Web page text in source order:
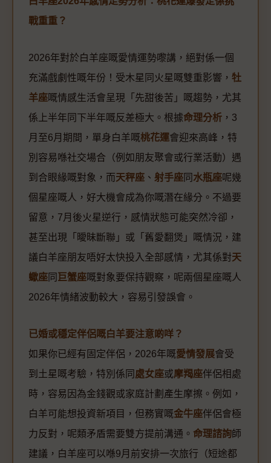
戰重重？
2026年對於白羊座嘅愛情運勢嚟講，絕對係一個
充滿戲劇性嘅年份！受木星同火星嘅雙重影響， 牡
羊座嘅情感生活會呈現「先甜後苦」嘅趨勢，尤其
係上半年同下半年嘅反差極大。根據命理分析 ，3
月至6月期間，單身白羊嘅桃花運會迎來高峰，特
別容易喺社交場合（例如朋友聚會或行業活動）遇
到合眼緣嘅對象，而天秤座 、 射手座 同 水瓶座呢幾
個星座嘅人，好大機會成為你嘅潛在緣分。不過要
留意，7月後火星逆行，感情狀態可能突然冷卻，
甚至出現「曖昧斷聯」或「舊愛翻煲」嘅情況，建
議白羊座朋友唔好太快投入全部感情，尤其係對天
蠍座 同 巨蟹座嘅對象要保持觀察，呢兩個星座嘅人
2026年情緒波動較大，容易引發誤會。
已婚或穩定伴侶嘅白羊要注意啲咩？
如果你已經有固定伴侶，2026年嘅愛情發展會受
到土星嘅考驗，特別係同 處女座或摩羯座伴侶相處
時，容易因為金錢觀或家庭計劃產生摩擦。例如，
白羊可能想投資新項目，但務實嘅金牛座伴侶會極
力反對，呢類矛盾需要雙方提前溝通。 命理諮詢師
建議，白羊座可以喺9月前安排一次旅行（短途都